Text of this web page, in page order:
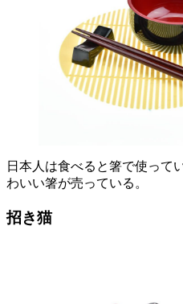
日本人は食べると箸で使って
わいい箸が売っている。
招き猫